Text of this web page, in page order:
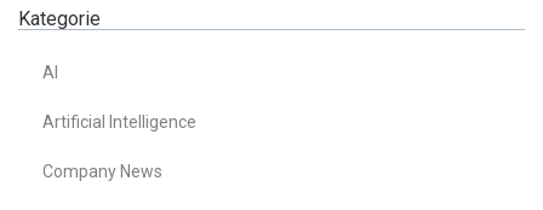
Kategorie
AI
Artificial Intelligence
Company News